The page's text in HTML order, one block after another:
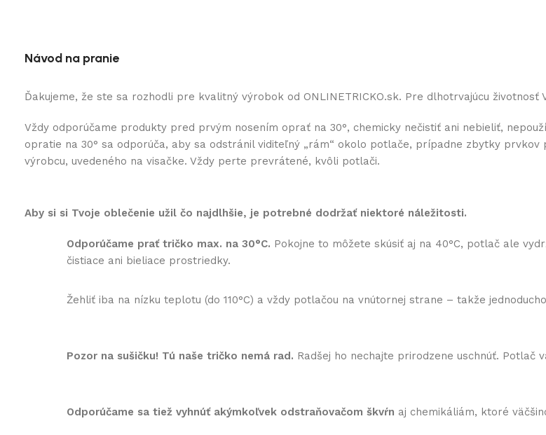
Návod na pranie
Ďakujeme, že ste sa rozhodli pre kvalitný výrobok od ONLINETRICKO.sk. Pre dlhotrvajúcu
Vždy odporúčame produkty pred prvým nosením oprať na 30°, chemicky nečistiť ani nebieliť,
opratie na 30° sa odporúča, aby sa odstránil viditeľný „rám“ okolo potlače, prípadne zbytky
výrobcu, uvedeného na visačke. Vždy perte prevrátené, kvôli potlači.
Aby si si Tvoje oblečenie užil čo najdlhšie, je potrebné dodržať niektoré náležitosti.
Odporúčame prať tričko max. na 30°C. Pokojne to môžete skúsiť aj na 40°C, potlač ale
čistiace ani bieliace prostriedky.
Žehliť iba na nízku teplotu (do 110°C) a vždy potlačou na vnútornej strane – takže
Pozor na sušičku! Tú naše tričko nemá rad. Radšej ho nechajte prirodzene uschnúť. Potlač
Odporúčame sa tiež vyhnúť akýmkoľvek odstraňovačom škvŕn aj chemikáliám, ktoré